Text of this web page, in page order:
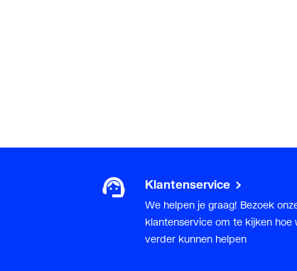
Klantenservice
We helpen je graag! Bezoek
klantenservice om te kijken hoe
verder kunnen helpen